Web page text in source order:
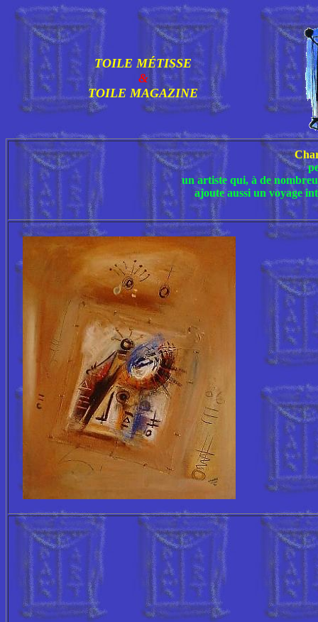
TOILE MÉTISSE
&
TOILE MAGAZINE
un artiste qui, à de
ajoute aussi un voyage